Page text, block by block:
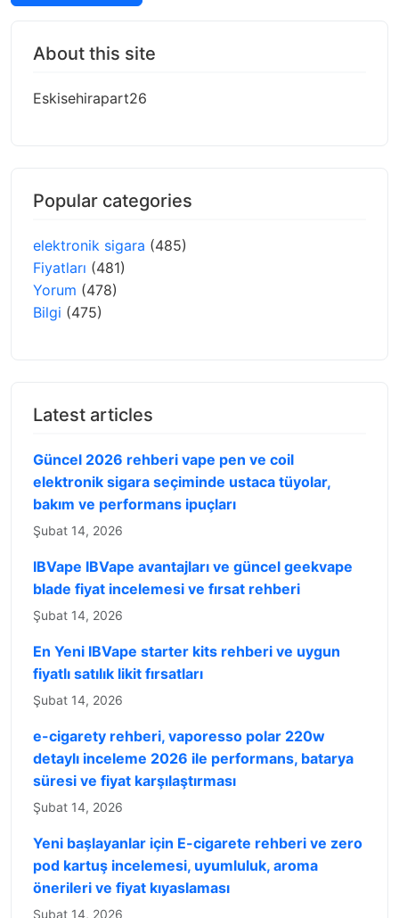
About this site
Eskisehirapart26
Popular categories
elektronik sigara (485)
Fiyatları (481)
Yorum (478)
Bilgi (475)
Latest articles
Güncel 2026 rehberi vape pen ve coil
elektronik sigara seçiminde ustaca tüyolar,
bakım ve performans ipuçları
Şubat 14, 2026
IBVape IBVape avantajları ve güncel geekvape
blade fiyat incelemesi ve fırsat rehberi
Şubat 14, 2026
En Yeni IBVape starter kits rehberi ve uygun
fiyatlı satılık likit fırsatları
Şubat 14, 2026
e-cigarety rehberi, vaporesso polar 220w
detaylı inceleme 2026 ile performans, batarya
süresi ve fiyat karşılaştırması
Şubat 14, 2026
Yeni başlayanlar için E-cigarete rehberi ve zero
pod kartuş incelemesi, uyumluluk, aroma
önerileri ve fiyat kıyaslaması
Şubat 14, 2026